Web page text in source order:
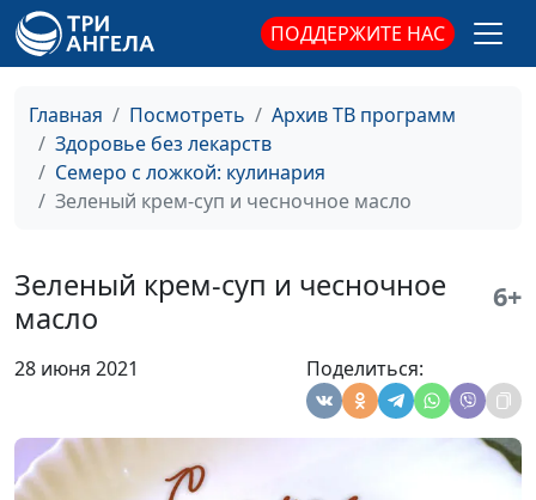
ПОДДЕРЖИТЕ НАС
Главная Посмотреть
Архив ТВ программ
Здоровье без лекарств
Семеро с ложкой: кулинария
Зеленый крем-суп и чесночное масло
Зеленый крем-суп и чесночное
масло
6+
28 июня 2021 Поделиться:
Вегетарианская уха и салат с
апельсином
Юлия
Лупашина
#103
Хачапури по-аджарски
Арина
Творожники с бананом и
Гегецик
Ризотто с авокадо и соевым
соусом и ягодно-банановый
коктейль
Шахназарян
Питы и омлет с кабачком
Арина
Воронина
#99
Медовые груши в слоёном
тесте
#98